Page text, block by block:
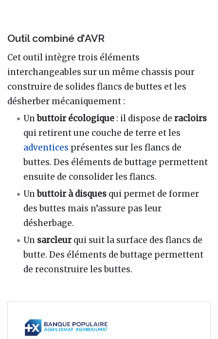
Outil combiné d’AVR
Cet outil intègre trois éléments
interchangeables sur un même chassis pour
construire de solides flancs de buttes et les
désherber mécaniquement :
Unbuttoir écologique : il dispose deracloirs
qui retirent une couche de terre et les
adventices présentes sur les flancs de
buttes. Des éléments de buttage permettent
ensuite de consolider les flancs.
Unbuttoir à disques qui permet de former
des buttes mais n’assure pas leur
désherbage.
Un sarcleurqui suit la surface des flancs de
butte. Des éléments de buttage permettent
de reconstruire les buttes.